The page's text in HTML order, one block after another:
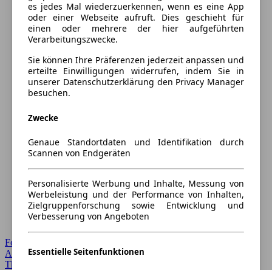
Forum Startseite
Alle Auto-Foren
Themen-Forum
es jedes Mal wiederzuerkennen, wenn es eine App
oder einer Webseite aufruft. Dies geschieht für
einen oder mehrere der hier aufgeführten
Verarbeitungszwecke.
Sie können Ihre Präferenzen jederzeit anpassen und
erteilte Einwilligungen widerrufen, indem Sie in
unserer Datenschutzerklärung den Privacy Manager
besuchen.
Zwecke
Genaue Standortdaten und Identifikation durch
Scannen von Endgeräten
Personalisierte Werbung und Inhalte, Messung von
Werbeleistung und der Performance von Inhalten,
Zielgruppenforschung sowie Entwicklung und
Verbesserung von Angeboten
Essentielle Seitenfunktionen